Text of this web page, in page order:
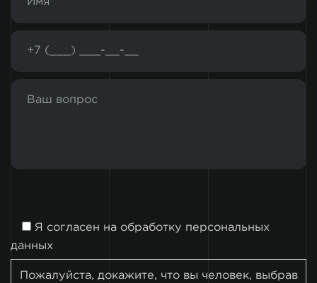
Я согласен на обработку персональных
данных
Пожалуйста, докажите, что вы человек, выбрав